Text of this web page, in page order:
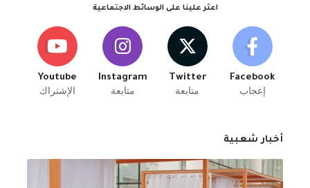
اعثر علينا على الوسائط الاجتماعية
Facebook
إعجاب
Twitter
متابعة
Instagram
متابعة
Youtube
الإشتراك
أخبار شعبية